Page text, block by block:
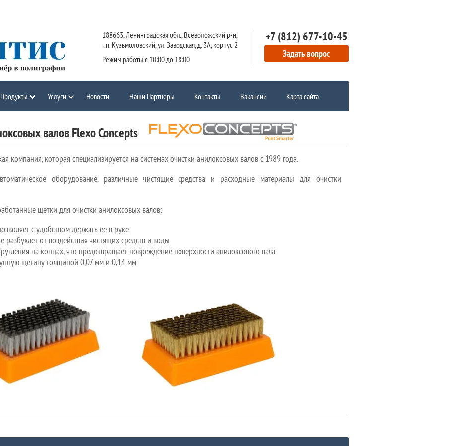
188663, Ленинградская обл., Всеволожский р-н,
г.п. Кузьмоловский, ул. Заводская, д. 3А, корпус 2
Режим работы с 10:00 до 18:00
+7 (812) 677-10-45
Задать вопрос
Продукты Услуги Новости Наши Партнеры Контакты Вакансии Карта сайта
валов Flexo Concepts
компания, которая специализируется на системах очистки анилоксовых валов с 1989 года.
оборудование, различные чистящие средства и расходные материалы для очистки
щетки для очистки анилоксовых валов:
с удобством держать ее в руке
разбухает от воздействия чистящих средств и воды
на концах, что предотвращает повреждение поверхности анилоксового вала
щетину толщиной 0,07 мм и 0,14 мм